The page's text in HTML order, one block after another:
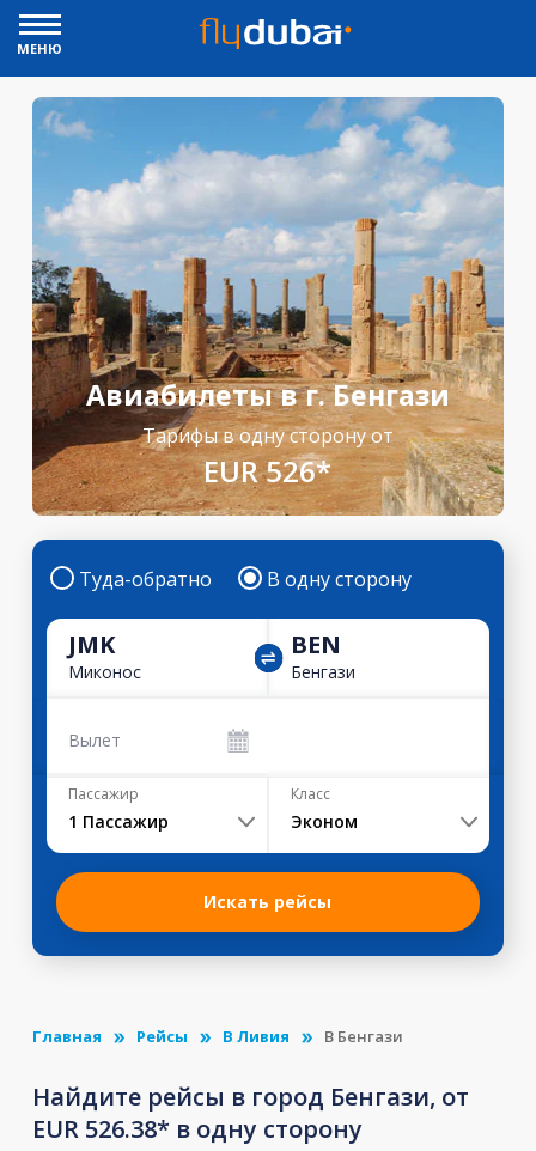
МЕНЮ
Авиабилеты в г. Бенгази
Тарифы в одну сторону от
EUR 526*
Туда-обратно В одну сторону
JMK
Миконос
BEN
Бенгази
Вылет
Пассажир
1 Пассажир
Класс
Эконом
Искать рейсы
Главная Рейсы В Ливия В Бенгази
Найдите рейсы в город Бенгази, от
EUR 526.38* в одну сторону